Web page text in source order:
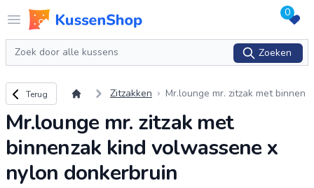
Open menu
Logo www.kussenshop.nl 0
Zoeken
Zoeken
Terug naar overzicht
Terug Zitzakken
Mr.lounge mr. zitzak met binnen
nkerbruin
Mr.lounge mr. zitzak met
binnenzak kind volwassene x
nylon donkerbruin